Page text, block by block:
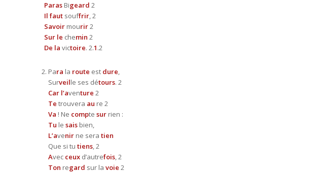
Paras Bigeard 2
Il faut souffrir, 2
Savoir mourir2
Sur le chemin 2
De la victoire. 2.1.2
Para la route est dure,
Surveille ses détours. 2
Car l’aventure 2
Te trouvera au re 2
Va ! Ne compte sur rien :
Tu le sais bien,
L’avenir ne sera tien
Que si tu tiens, 2
Avec ceux d’autrefois, 2
Ton regard sur la voie 2